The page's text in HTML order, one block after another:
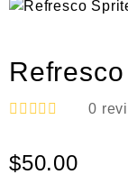
l
o
0
$50.00